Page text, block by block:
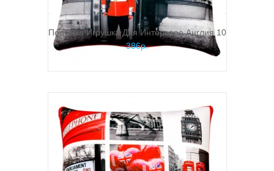
Подушка Игрушка Для Интерьера Англия 10
386р.